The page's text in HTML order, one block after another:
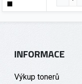
INFORMACE
Výkup tonerů